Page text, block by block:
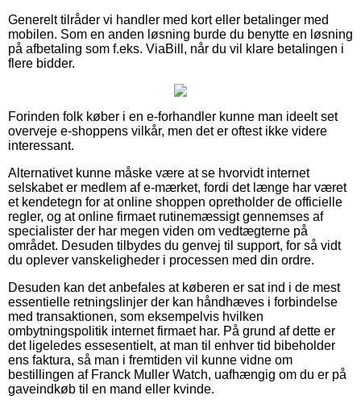
Generelt tilråder vi handler med kort eller betalinger med
mobilen. Som en anden løsning burde du benytte en løsning
på afbetaling som f.eks. ViaBill, når du vil klare betalingen i
flere bidder.
Forinden folk køber i en e-forhandler kunne man ideelt set
overveje e-shoppens vilkår, men det er oftest ikke videre
interessant.
Alternativet kunne måske være at se hvorvidt internet
selskabet er medlem af e-mærket, fordi det længe har været
et kendetegn for at online shoppen opretholder de officielle
regler, og at online firmaet rutinemæssigt gennemses af
specialister der har megen viden om vedtægterne på
området. Desuden tilbydes du genvej til support, for så vidt
du oplever vanskeligheder i processen med din ordre.
Desuden kan det anbefales at køberen er sat ind i de mest
essentielle retningslinjer der kan håndhæves i forbindelse
med transaktionen, som eksempelvis hvilken
ombytningspolitik internet firmaet har. På grund af dette er
det ligeledes essesentielt, at man til enhver tid bibeholder
ens faktura, så man i fremtiden vil kunne vidne om
bestillingen af Franck Muller Watch, uafhængig om du er på
gaveindkøb til en mand eller kvinde.